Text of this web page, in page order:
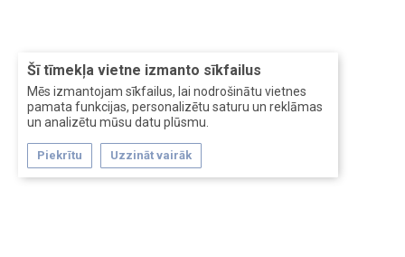
Šī tīmekļa vietne izmanto sīkfailus
Mēs izmantojam sīkfailus, lai nodrošinātu vietnes
pamata funkcijas, personalizētu saturu un reklāmas
un analizētu mūsu datu plūsmu.
Piekrītu Uzzināt vairāk